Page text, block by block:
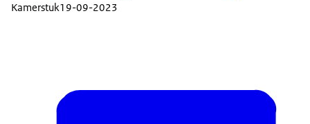
Kamerstuk19-09-2023